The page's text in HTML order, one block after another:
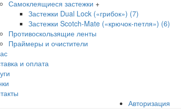
Самоклеящиеся застежки +
Застежки Dual Lock («грибок») (7)
Застежки Scotch-Mate («крючок-петля») (6)
Противоскользящие ленты
Праймеры и очистители
и оплата
Авторизация